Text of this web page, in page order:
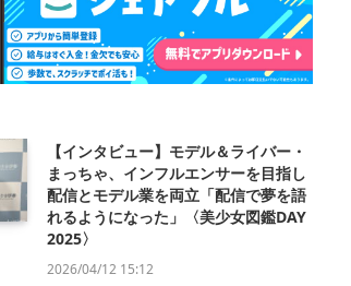
【インタビュー】モデル＆ライバー・
まっちゃ、インフルエンサーを目指し
配信とモデル業を両立「配信で夢を語
れるようになった」〈美少女図鑑DAY
2025〉
2026/04/12 15:12